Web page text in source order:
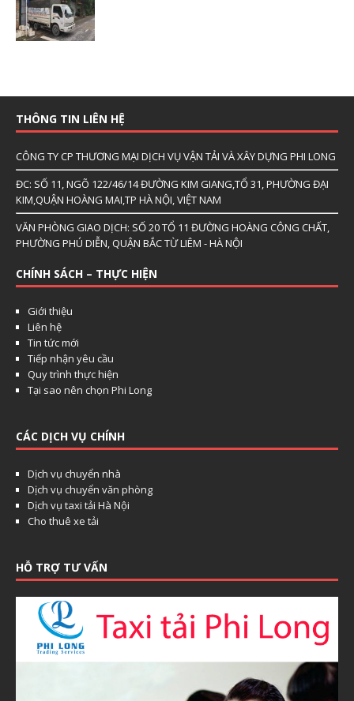
THÔNG TIN LIÊN HỆ
CÔNG TY CP THƯƠNG MẠI DỊCH VỤ VẬN TẢI VÀ XÂY DỰNG PHI LONG
ĐC: SỐ 11, NGÕ 122/46/14 ĐƯỜNG KIM GIANG,TỔ 31, PHƯỜNG ĐẠI
KIM,QUẬN HOÀNG MAI,TP HÀ NỘI, VIỆT NAM
VĂN PHÒNG GIAO DỊCH: SỐ 20 TỔ 11 ĐƯỜNG HOÀNG CÔNG CHẤT,
PHƯỜNG PHÚ DIỄN, QUẬN BẮC TỪ LIÊM - HÀ NỘI
CHÍNH SÁCH – THỰC HIỆN
Giới thiệu
Liên hệ
Tin tức mới
Tiếp nhận yêu cầu
Quy trình thực hiện
Tại sao nên chọn Phi Long
CÁC DỊCH VỤ CHÍNH
Dịch vụ chuyển nhà
Dịch vụ chuyển văn phòng
Dịch vụ taxi tải Hà Nội
Cho thuê xe tải
HỖ TRỢ TƯ VẤN